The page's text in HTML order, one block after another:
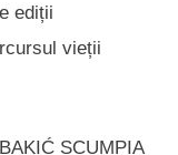
ediții
vieții
SCUMPIA